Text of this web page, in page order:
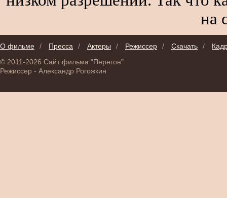
на
О фильме / Пресса / Актеры / Режиссер / Скачать /
© 2011-2026 Сайт фильма "Перегон"
Режиссер - Александр Рогожкин